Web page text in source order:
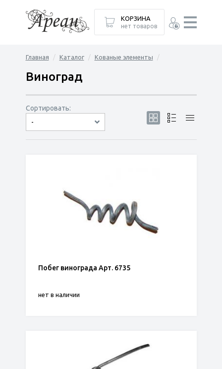
Главная Каталог Кованые элементы
Виноград
Сортировать:
-
по популярности
сначала дешёвые
сначала дорогие
Побег винограда Арт. 6735
нет в наличии
КОРЗИНА
нет товаров